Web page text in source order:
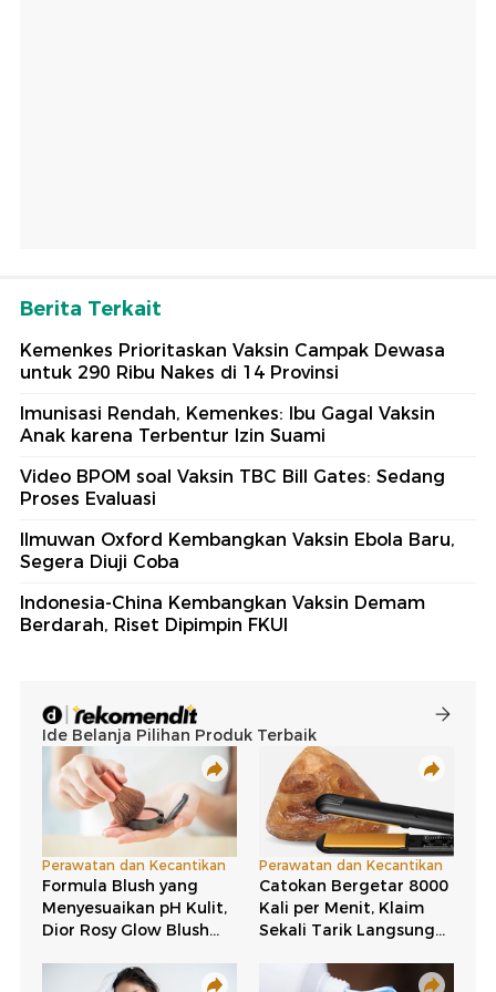
Berita Terkait
Kemenkes Prioritaskan Vaksin Campak Dewasa
untuk 290 Ribu Nakes di 14 Provinsi
Imunisasi Rendah, Kemenkes: Ibu Gagal Vaksin
Anak karena Terbentur Izin Suami
Video BPOM soal Vaksin TBC Bill Gates: Sedang
Proses Evaluasi
Ilmuwan Oxford Kembangkan Vaksin Ebola Baru,
Segera Diuji Coba
Indonesia-China Kembangkan Vaksin Demam
Berdarah, Riset Dipimpin FKUI